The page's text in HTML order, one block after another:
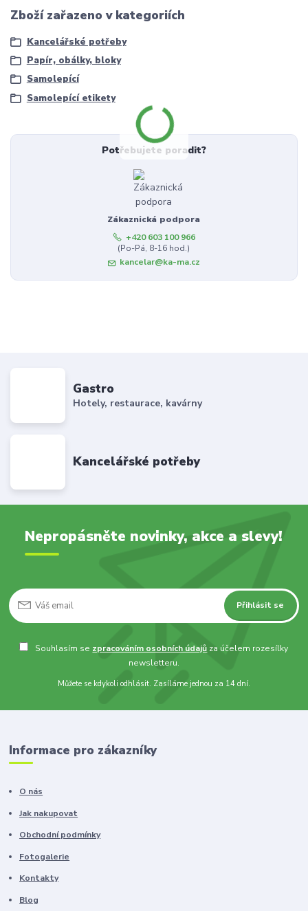
Zboží zařazeno v kategoriích
Kancelářské potřeby
Papír, obálky, bloky
Samolepící
Samolepící etikety
Potřebujete poradit?
Zákaznická podpora
+420 603 100 966
(Po-Pá, 8-16 hod.)
kancelar@ka-ma.cz
Gastro
Hotely, restaurace, kavárny
Kancelářské potřeby
Nepropásněte novinky, akce a slevy!
Přihlásit se
Souhlasím se zpracováním osobních údajů za účelem rozesílky
newsletteru.
Můžete se kdykoli odhlásit. Zasíláme jednou za 14 dní.
Informace pro zákazníky
O nás
Jak nakupovat
Obchodní podmínky
Fotogalerie
Kontakty
Blog